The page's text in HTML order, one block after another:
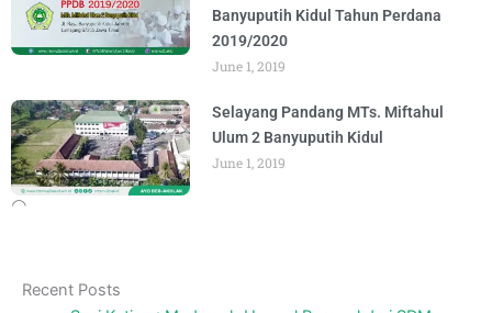
Banyuputih Kidul Tahun Perdana
2019/2020
June 1, 2019
Selayang Pandang MTs. Miftahul
Ulum 2 Banyuputih Kidul
June 1, 2019
Recent Posts